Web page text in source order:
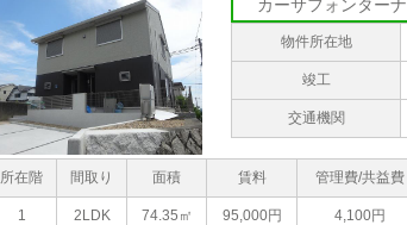
カーサフォンターナ
物件所在地
竣工
交通機関
所在階 間取り 面積 賃料 管理費/共益費
1 2LDK 74.35㎡ 95,000円 4,100円